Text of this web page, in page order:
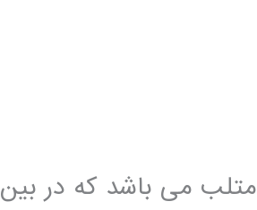
می باشد که در بین